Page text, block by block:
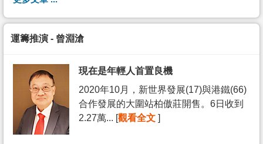
運籌推演 - 曾淵滄
現在是年輕人首置良機
2020年10月，新世界發展(17)與港鐵(66)
合作發展的大圍站柏傲莊開售。6日收到
2.27萬... [觀看全文 ]